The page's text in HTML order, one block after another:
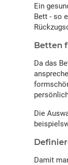
Ein
Bett - so
Betten
Da das
Die
Damit